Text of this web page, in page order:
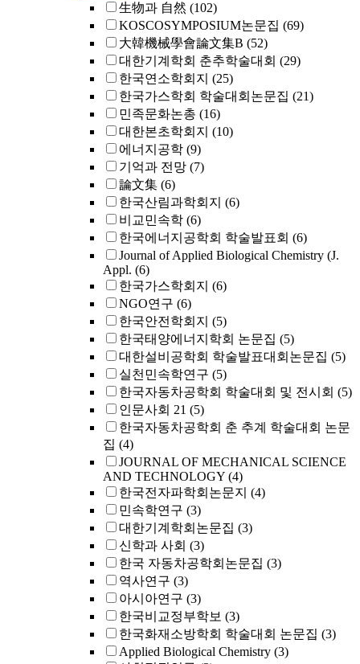
生物과 自然 (102)
KOSCOSYMPOSIUM논문집 (69)
大韓機械學會論文集B (52)
대한기계학회 춘추학술대회 (29)
한국연소학회지 (25)
한국가스학회 학술대회논문집 (21)
민족문화논총 (16)
대한본초학회지 (10)
에너지공학 (9)
기억과 전망 (7)
論文集 (6)
한국산림과학회지 (6)
비교민속학 (6)
한국에너지공학회 학술발표회 (6)
Journal of Applied Biological Chemistry (J.
Appl. (6)
한국가스학회지 (6)
NGO연구 (6)
한국안전학회지 (5)
한국태양에너지학회 논문집 (5)
대한설비공학회 학술발표대회논문집 (5)
실천민속학연구 (5)
한국자동차공학회 학술대회 및 전시회 (5)
인문사회 21 (5)
한국자동차공학회 춘 추계 학술대회 논문
집 (4)
JOURNAL OF MECHANICAL SCIENCE
AND TECHNOLOGY (4)
한국전자파학회논문지 (4)
민속학연구 (3)
대한기계학회논문집 (3)
신학과 사회 (3)
한국 자동차공학회논문집 (3)
역사연구 (3)
아시아연구 (3)
한국비교정부학보 (3)
한국화재소방학회 학술대회 논문집 (3)
Applied Biological Chemistry (3)